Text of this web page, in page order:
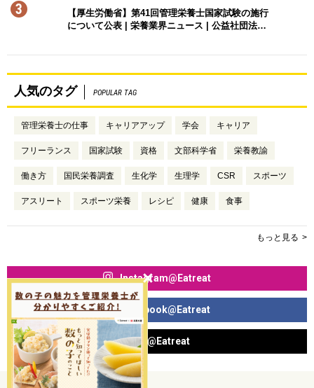
3
【厚生労働省】第41回管理栄養士国家試験の施行
について公表 | 栄養業界ニュース | 公益社団法…
人気のタグ POPULAR TAG
管理栄養士の仕事 キャリアアップ 学会 キャリア
フリーランス 国家試験 資格 文部科学省 栄養教諭
働き方 国民栄養調査 生化学 生理学 CSR スポーツ
アスリート スポーツ栄養 レシピ 健康 食事
もっと見る
Instagram@Eatreat
Facebook@Eatreat
X@Eatreat